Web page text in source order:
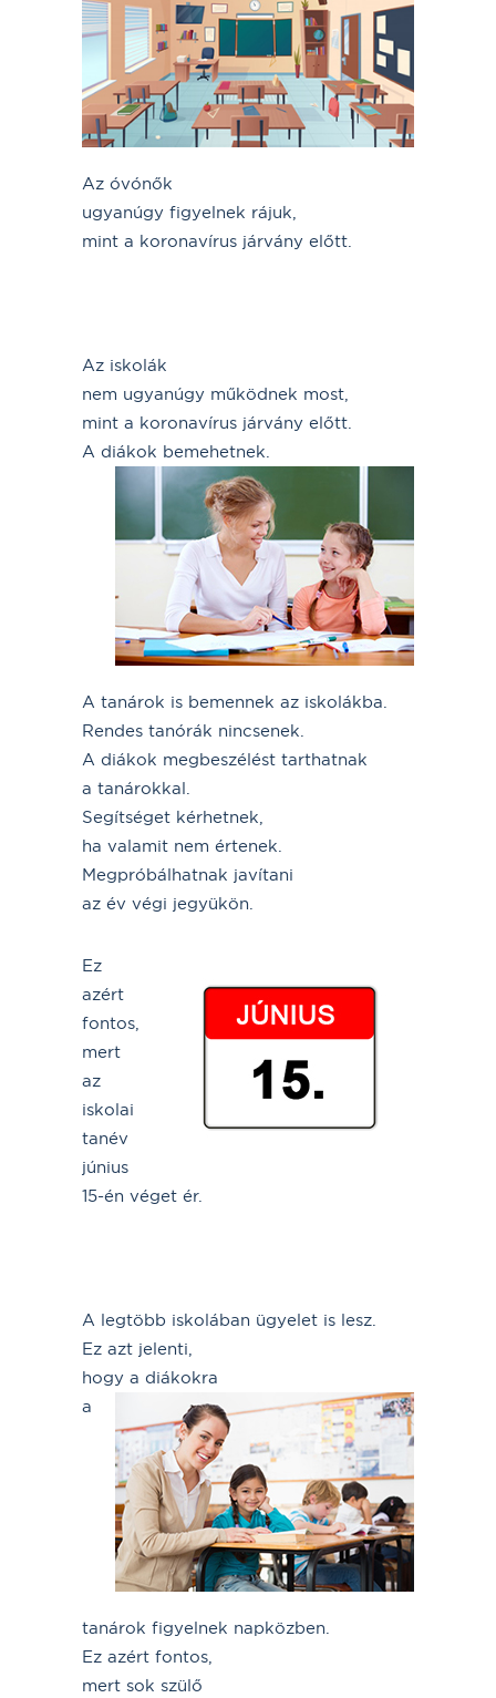
Az óvónők
ugyanúgy figyelnek rájuk,
mint a koronavírus járvány előtt.
Az iskolák
nem ugyanúgy működnek most,
mint a koronavírus járvány előtt.
A diákok bemehetnek.
A tanárok is bemennek az iskolákba.
Rendes tanórák nincsenek.
A diákok megbeszélést tarthatnak
a tanárokkal.
Segítséget kérhetnek,
ha valamit nem értenek.
Megpróbálhatnak javítani
az év végi jegyükön.
Ez
azért
fontos,
mert
az
iskolai
tanév
június
15-én véget ér.
A legtöbb iskolában ügyelet is lesz.
Ez azt jelenti,
hogy a diákokra
a
tanárok figyelnek napközben.
Ez azért fontos,
mert sok szülő